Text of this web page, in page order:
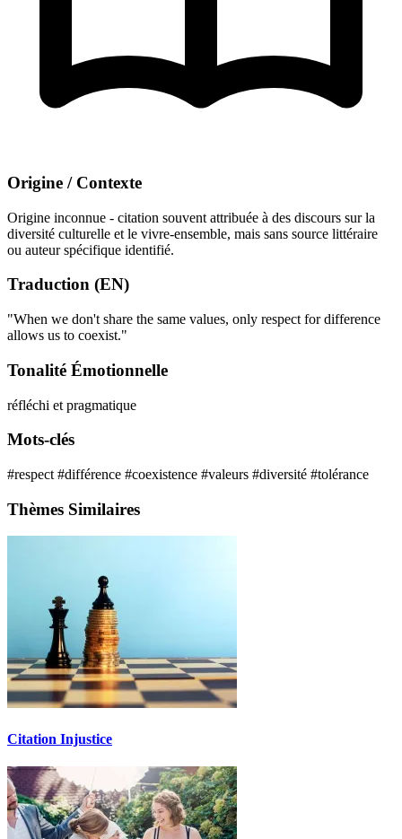
Origine / Contexte
Origine inconnue - citation souvent attribuée à des discours sur la
diversité culturelle et le vivre-ensemble, mais sans source littéraire
ou auteur spécifique identifié.
Traduction (EN)
"When we don't share the same values, only respect for difference
allows us to coexist."
Tonalité Émotionnelle
réfléchi et pragmatique
Mots-clés
#respect #différence #coexistence #valeurs #diversité #tolérance
Thèmes Similaires
Citation Injustice